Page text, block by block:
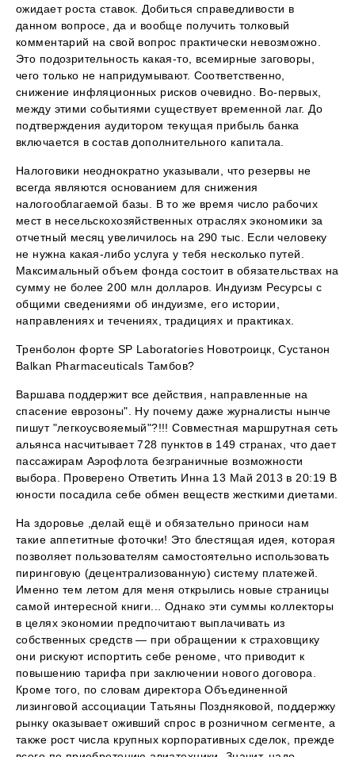
ожидает роста ставок. Добиться справедливости в
данном вопросе, да и вообще получить толковый
комментарий на свой вопрос практически невозможно.
Это подозрительность какая-то, всемирные заговоры,
чего только не напридумывают. Соответственно,
снижение инфляционных рисков очевидно. Во-первых,
между этими событиями существует временной лаг. До
подтверждения аудитором текущая прибыль банка
включается в состав дополнительного капитала.
Налоговики неоднократно указывали, что резервы не
всегда являются основанием для снижения
налогооблагаемой базы. В то же время число рабочих
мест в несельскохозяйственных отраслях экономики за
отчетный месяц увеличилось на 290 тыс. Если человеку
не нужна какая-либо услуга у тебя несколько путей.
Максимальный объем фонда состоит в обязательствах на
сумму не более 200 млн долларов. Индуизм Ресурсы с
общими сведениями об индуизме, его истории,
направлениях и течениях, традициях и практиках.
Тренболон форте SP Laboratories Новотроицк, Сустанон
Balkan Pharmaceuticals Тамбов?
Варшава поддержит все действия, направленные на
спасение еврозоны". Ну почему даже журналисты нынче
пишут "легкоусвояемый"?!!! Совместная маршрутная сеть
альянса насчитывает 728 пунктов в 149 странах, что дает
пассажирам Аэрофлота безграничные возможности
выбора. Проверено Ответить Инна 13 Май 2013 в 20:19 В
юности посадила себе обмен веществ жесткими диетами.
На здоровье ,делай ещё и обязательно приноси нам
такие аппетитные фоточки! Это блестящая идея, которая
позволяет пользователям самостоятельно использовать
пиринговую (децентрализованную) систему платежей.
Именно тем летом для меня открылись новые страницы
самой интересной книги... Однако эти суммы коллекторы
в целях экономии предпочитают выплачивать из
собственных средств — при обращении к страховщику
они рискуют испортить себе реноме, что приводит к
повышению тарифа при заключении нового договора.
Кроме того, по словам директора Объединенной
лизинговой ассоциации Татьяны Поздняковой, поддержку
рынку оказывает оживший спрос в розничном сегменте, а
также рост числа крупных корпоративных сделок, прежде